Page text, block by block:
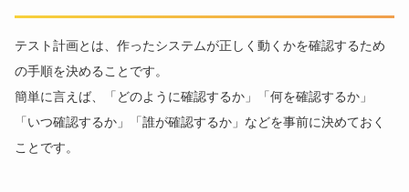
テスト計画とは、作ったシステムが正しく動くかを確認するため
の手順を決めることです。
簡単に言えば、「どのように確認するか」「何を確認するか」
「いつ確認するか」「誰が確認するか」などを事前に決めておく
ことです。